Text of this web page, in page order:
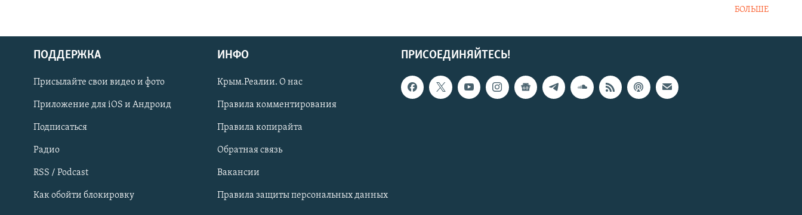
Українською
Qırımtatar
ПРИСОЕДИНЯЙТЕСЬ!
БОЛЬШЕ
ПРИСОЕДИНЯЙТЕСЬ!
ПОДДЕРЖКА
Присылайте свои видео и фото
Приложение для iOS и Андроид
Подписаться
Радио
RSS / Podcast
Как обойти блокировку
ИНФО
Крым.Реалии. О нас
Правила комментирования
Правила копирайта
Обратная связь
Вакансии
Правила защиты персональных данных